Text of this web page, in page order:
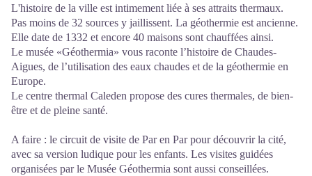
L'histoire de la ville est intimement liée à ses attraits thermaux.
Pas moins de 32 sources y jaillissent. La géothermie est ancienne.
Elle date de 1332 et encore 40 maisons sont chauffées ainsi.
Le musée «Géothermia» vous raconte l’histoire de Chaudes-
Aigues, de l’utilisation des eaux chaudes et de la géothermie en
Europe.
Le centre thermal Caleden propose des cures thermales, de bien-
être et de pleine santé.
A faire : le circuit de visite de Par en Par pour découvrir la cité,
avec sa version ludique pour les enfants. Les visites guidées
organisées par le Musée Géothermia sont aussi conseillées.